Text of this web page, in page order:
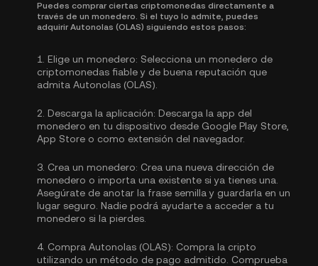
Puedes comprar ciertas criptomonedas directamente a
través de un monedero. Si el tuyo lo admite, puedes
adquirir Autonolas (OLAS) siguiendo estos pasos:
1. Elige un monedero: Selecciona un monedero de
criptomonedas fiable y de buena reputación que
admita Autonolas (OLAS).
2. Descarga la aplicación: Descarga la app del
monedero en tu dispositivo desde Google Play Store,
App Store o como extensión del navegador.
3. Crea un monedero: Crea una nueva dirección de
monedero o importa una existente si ya tienes una.
Asegúrate de anotar la frase semilla y guardarla en un
lugar seguro. Nadie podrá ayudarte a acceder a tu
monedero si la pierdes.
4. Compra Autonolas (OLAS): Compra la cripto
utilizando un método de pago admitido. Comprueba